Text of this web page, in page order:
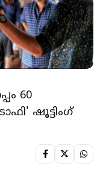
60
ഷൂട്ടിംഗ്